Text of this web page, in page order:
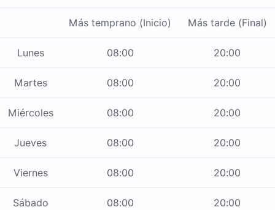
Más temprano (Inicio) Más tarde (Final)
Lunes 08:00 20:00
Martes 08:00 20:00
Miércoles 08:00 20:00
Jueves 08:00 20:00
Viernes 08:00 20:00
Sábado 08:00 20:00